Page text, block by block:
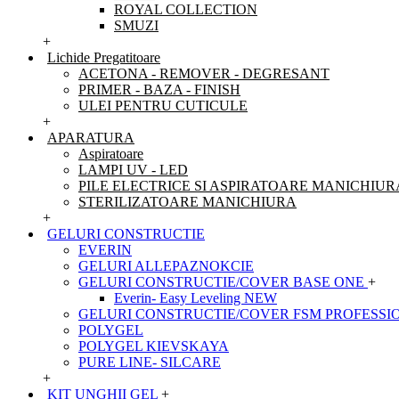
ROYAL COLLECTION
SMUZI
+
Lichide Pregatitoare
ACETONA - REMOVER - DEGRESANT
PRIMER - BAZA - FINISH
ULEI PENTRU CUTICULE
+
APARATURA
Aspiratoare
LAMPI UV - LED
PILE ELECTRICE SI ASPIRATOARE
STERILIZATOARE MANICHIURA
+
GELURI CONSTRUCTIE
EVERIN
GELURI ALLEPAZNOKCIE
GELURI CONSTRUCTIE/COVER BASE ONE +
Everin- Easy Leveling NEW
GELURI CONSTRUCTIE/COVER FSM
POLYGEL
POLYGEL KIEVSKAYA
PURE LINE- SILCARE
+
KIT UNGHII GEL +